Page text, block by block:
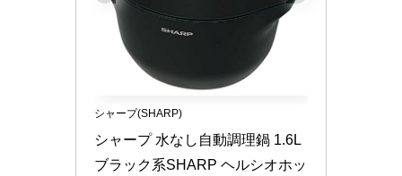
シャープ(SHARP)
シャープ 水なし自動調理鍋 1.6L
ブラック系SHARP ヘルシオホッ